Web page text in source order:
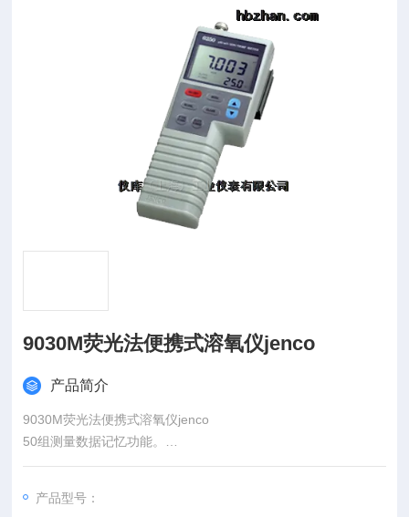
9030M荧光法便携式溶氧仪jenco
产品简介
9030M荧光法便携式溶氧仪jenco
50组测量数据记忆功能。
电池电量不足功能。
IP65防水机身设计。
产品型号：